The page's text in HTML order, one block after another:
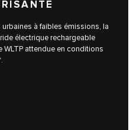
à faibles émissions, la
électrique rechargeable
WLTP attendue en conditions